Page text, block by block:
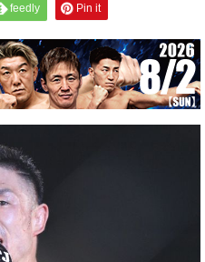
feedly Pin it